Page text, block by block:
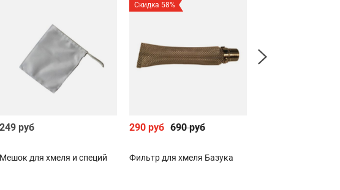
249 руб
Мешок для хмеля и специй
Скидка 58%
290 руб 690 руб
Фильтр для хмеля Базука